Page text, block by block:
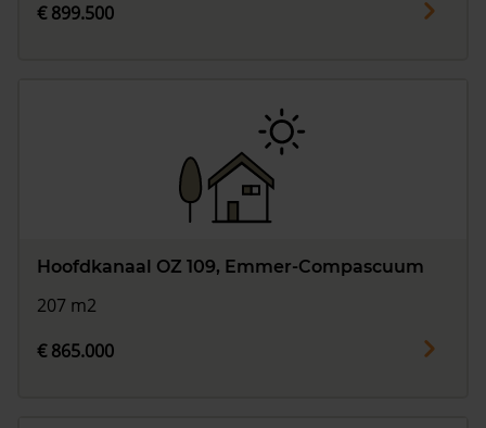
€ 899.500
Hoofdkanaal OZ 109, Emmer-Compascuum
207 m2
€ 865.000